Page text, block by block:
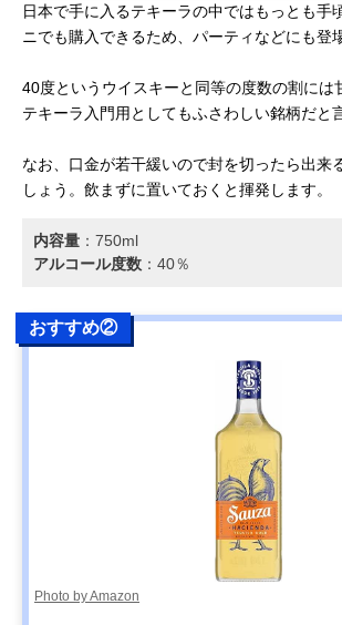
日本で手に入るテキーラの中ではもっとも手
ニでも購入できるため、パーティなどにも登
40度というウイスキーと同等の度数の割には
テキーラ入門用としてもふさわしい銘柄だと
なお、口金が若干緩いので封を切ったら出来
しょう。飲まずに置いておくと揮発します。
内容量 ：‎750ml
アルコール度数 ：40％
おすすめ②
Photo by Amazon